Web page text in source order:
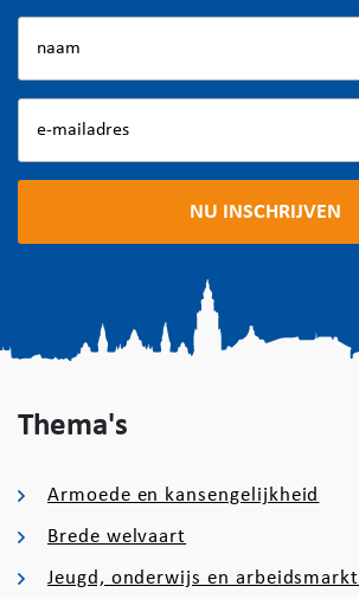
Thema's
Armoede en kansengelijkheid
Brede welvaart
Jeugd, onderwijs en arbeidsmarkt